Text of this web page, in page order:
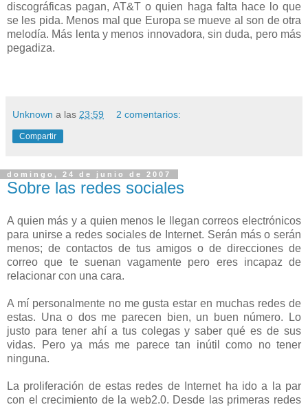
discográficas pagan, AT&T o quien haga falta hace lo que
se les pida. Menos mal que Europa se mueve al son de otra
melodía. Más lenta y menos innovadora, sin duda, pero más
pegadiza.
Unknown a las 23:59 2 comentarios:
Compartir
domingo, 24 de junio de 2007
Sobre las redes sociales
A quien más y a quien menos le llegan correos electrónicos
para unirse a redes sociales de Internet. Serán más o serán
menos; de contactos de tus amigos o de direcciones de
correo que te suenan vagamente pero eres incapaz de
relacionar con una cara.
A mí personalmente no me gusta estar en muchas redes de
estas. Una o dos me parecen bien, un buen número. Lo
justo para tener ahí a tus colegas y saber qué es de sus
vidas. Pero ya más me parece tan inútil como no tener
ninguna.
La proliferación de estas redes de Internet ha ido a la par
con el crecimiento de la web2.0. Desde las primeras redes